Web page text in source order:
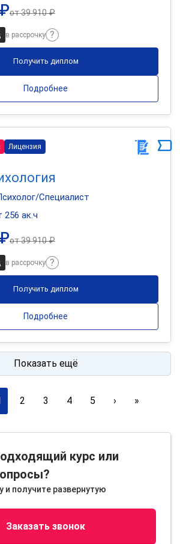
от39 910 ₽
в рассрочку
Получить диплом
Подробнее
Лицензия
Специалист
256 ак.ч
от39 910 ₽
в рассрочку
Получить диплом
Подробнее
Показать ещё
2 3 4 5 › »
курс или
и получите развернутую
Заказать звонок